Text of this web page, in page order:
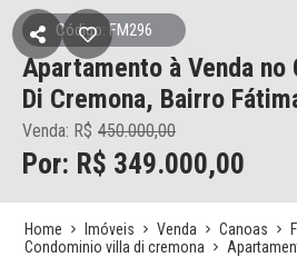
Código: FM296
Apartamento à Venda
Di Cremona, Bairro
Venda: R$ 450.000,00
Por: R$ 349.000,00
Home Imóveis Venda Canoas
Condominio villa di cremona